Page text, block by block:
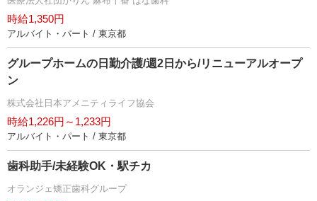
時給1,350円
アルバイト・パート / 東京都
グループホームの日勤介護/週2日から/リニューアルオープ
ン
株式会社日本アメニティライフ協会
時給1,226円～1,233円
アルバイト・パート / 東京都
歯科助手/未経験OK・駅チカ
オランジェ矯正歯科グループ